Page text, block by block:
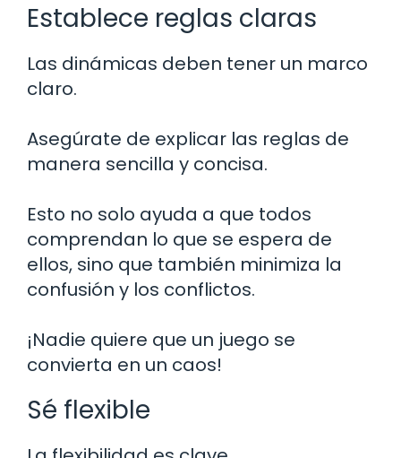
Establece reglas claras
Las dinámicas deben tener un marco
claro.
Asegúrate de explicar las reglas de
manera sencilla y concisa.
Esto no solo ayuda a que todos
comprendan lo que se espera de
ellos, sino que también minimiza la
confusión y los conflictos.
¡Nadie quiere que un juego se
convierta en un caos!
Sé flexible